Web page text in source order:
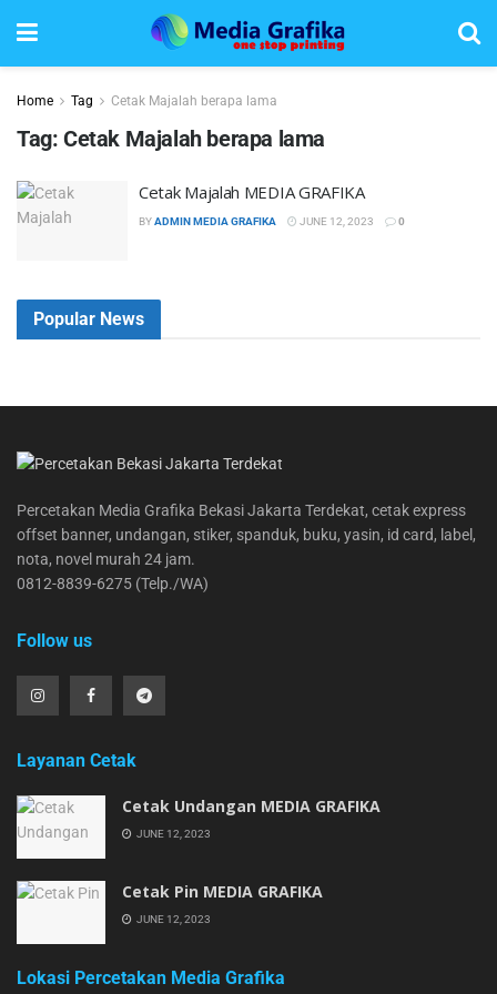
Home Tag Cetak Majalah berapa lama
Tag: Cetak Majalah berapa lama
Cetak Majalah MEDIA GRAFIKA
BYADMIN MEDIA GRAFIKA JUNE 12, 2023 0
Popular News
Percetakan Media Grafika Bekasi Jakarta Terdekat, cetak express
offset banner, undangan, stiker, spanduk, buku, yasin, id card, label,
nota, novel murah 24 jam.
0812-8839-6275 (Telp./WA)
Follow us
Layanan Cetak
Cetak Undangan MEDIA GRAFIKA
JUNE 12, 2023
Cetak Pin MEDIA GRAFIKA
JUNE 12, 2023
Lokasi Percetakan Media Grafika